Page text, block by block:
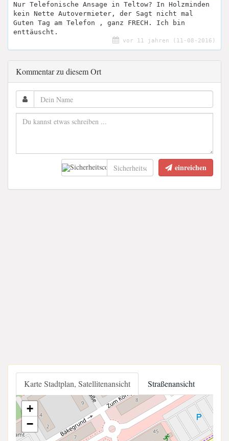
Nur Telefonische Ansage in Teltow? In Holzminden
kein Nette Autovermieter, der Sagt nicht mal
Guten Tag am Telefon , ganz FRECH. Ich bin
enttäuscht.
vor 11 jahren (11-08-2016)
Kommentar zu diesem Ort
einreichen
Karte Stadtplan, Satellitenansicht Straßenansicht
+
−